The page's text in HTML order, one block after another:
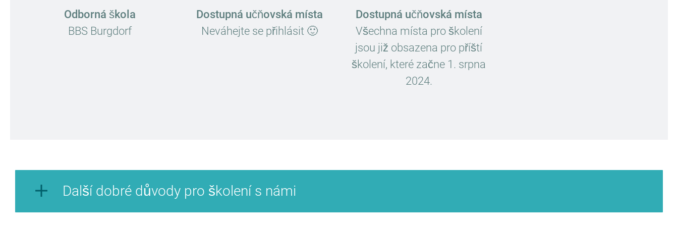
Odborná škola
BBS Burgdorf
Dostupná učňovská místa
Neváhejte se přihlásit 🙂
Dostupná učňovská místa
Všechna místa pro školení
jsou již obsazena pro příští
školení, které začne 1. srpna
2024.
Další dobré důvody pro školení s námi